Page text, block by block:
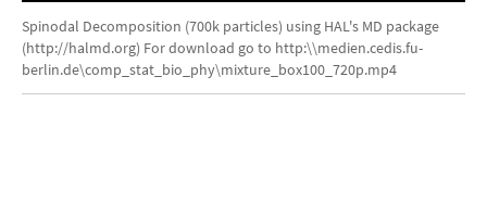
Video
Spinodal Decomposition (700k particles) using HAL's MD package
(http://halmd.org) For download go to http:\\medien.cedis.fu-
berlin.de\comp_stat_bio_phy\mixture_box100_720p.mp4